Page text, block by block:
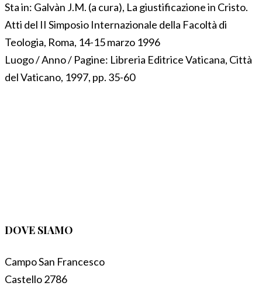
Sta in: Galvàn J.M. (a cura), La giustificazione in Cristo.
Atti del II Simposio Internazionale della Facoltà di
Teologia, Roma, 14-15 marzo 1996
Luogo / Anno / Pagine: Libreria Editrice Vaticana, Città
del Vaticano, 1997, pp. 35-60
DOVE SIAMO
Campo San Francesco
Castello 2786